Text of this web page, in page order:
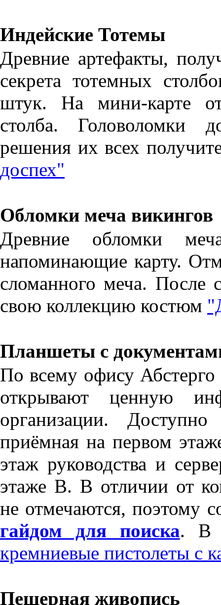
Индейские Тотемы
Древние артефакты,
секрета тотемных
штук. На мини-карте
столба. Головоломки
решения их всех
доспех"
Обломки меча викингов
Древние обломки
напоминающие карту.
сломанного меча. После
свою коллекцию костюм
Планшеты с
По всему офису
открывают ценную
организации.
приёмная на первом
этаж руководства и
этаже B. В отличии от
не отмечаются, поэтому
гайдом для поиска. В
кремниевые пистолеты с
Пещерная живопись